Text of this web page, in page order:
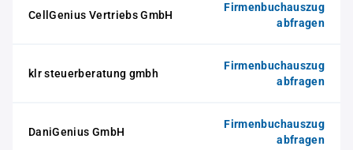
CellGenius Vertriebs GmbH
Firmenbuchauszug
abfragen
klr steuerberatung gmbh
Firmenbuchauszug
abfragen
DaniGenius GmbH
Firmenbuchauszug
abfragen